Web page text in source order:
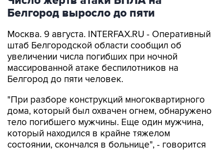
Москва. 9 августа. INTERFAX.RU - Оперативный
увеличении числа погибших при ночной
массированной атаке беспилотников на
Белгород до пяти человек.
"При разборе конструкций многоквартирного
тело погибшего мужчины. Еще один мужчина,
который находился в крайне тяжелом
состоянии, скончался в больнице", - говорится
в его сообщении.